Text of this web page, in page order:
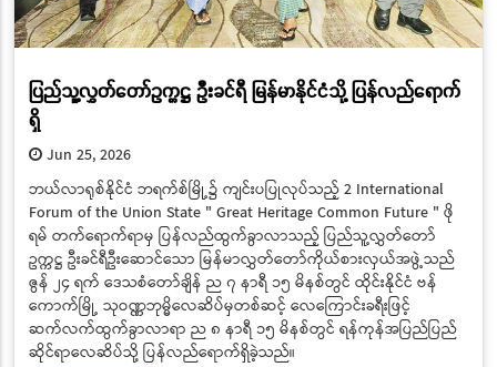
ပြည်သူ့လွှတ်တော်ဥက္ကဋ္ဌ ဦးခင်ရီ မြန်မာနိုင်ငံသို့ ပြန်လည်ရောက်
ရှိ
Jun 25, 2026
ဘယ်လာရုစ်နိုင်ငံ ဘရက်စ်မြို့၌ ကျင်းပပြုလုပ်သည့် 2 International
Forum of the Union State " Great Heritage Common Future " ဖို
ရမ် တက်ရောက်ရာမှ ပြန်လည်ထွက်ခွာလာသည့် ပြည်သူ့လွှတ်တော်
ဥက္ကဋ္ဌ ဦးခင်ရီဦးဆောင်သော မြန်မာလွှတ်တော်ကိုယ်စားလှယ်အဖွဲ့သည်
ဇွန် ၂၄ ရက် ဒေသစံတော်ချိန် ည ၇ နာရီ ၁၅ မိနစ်တွင် ထိုင်းနိုင်ငံ ဗန်
ကောက်မြို့ သုဝဏ္ဏဘုမ္မိလေဆိပ်မှတစ်ဆင့် လေကြောင်းခရီးဖြင့်
ဆက်လက်ထွက်ခွာလာရာ ည ၈ နာရီ ၁၅ မိနစ်တွင် ရန်ကုန်အပြည်ပြည်
ဆိုင်ရာလေဆိပ်သို့ ပြန်လည်ရောက်ရှိခဲ့သည်။